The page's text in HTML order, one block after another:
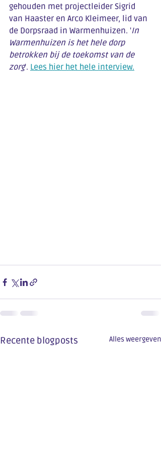
gehouden met projectleider Sigrid
van Haaster en Arco Kleimeer, lid van
de Dorpsraad in Warmenhuizen. 'In
Warmenhuizen is het hele dorp
betrokken bij de toekomst van de
zorg'. Lees hier het hele interview.
Recente blogposts Alles weergeven